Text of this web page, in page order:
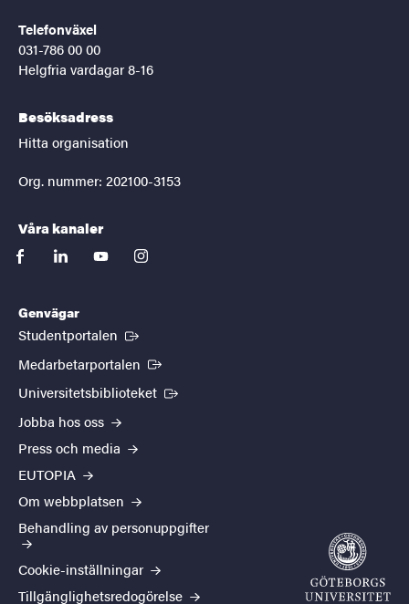
Telefonväxel
031-786 00 00
Helgfria vardagar 8-16
Besöksadress
Hitta organisation
Org. nummer: 202100-3153
Våra kanaler
facebooklinkedinyoutubeinstagram
Genvägar
Studentportalen (Extern länk)
Medarbetarportalen (Extern länk)
Universitetsbiblioteket (Extern länk)
Jobba hos oss
Press och media
EUTOPIA
Om webbplatsen
Behandling av personuppgifter
Cookie-inställningar
Tillgänglighetsredogörelse